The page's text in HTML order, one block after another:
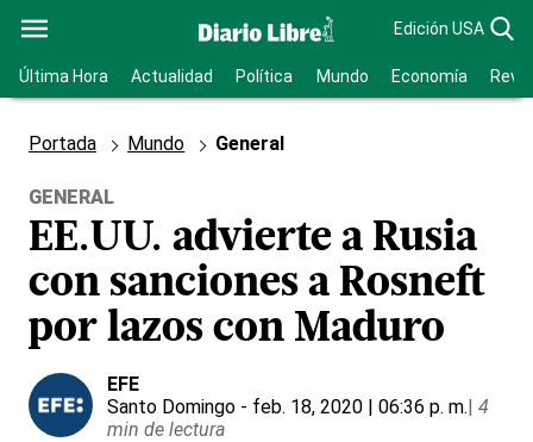
Edición USA
Última Hora Actualidad Política Mundo Economía
Portada Mundo General
GENERAL
EE.UU. advierte a Rusia
con sanciones a Rosneft
por lazos con Maduro
EFE
Santo Domingo - feb. 18, 2020 | 06:36 p. m.| 4
min de lectura